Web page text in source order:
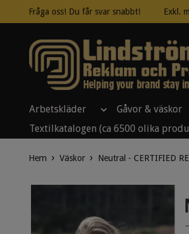
Fråga oss! Du får svar snabbt! Exkl.
Arbetskläder Gåvor & väskor
Textilkatalogen (ca 6500 olika
Hem Väskor Neutral - CERTIFIED